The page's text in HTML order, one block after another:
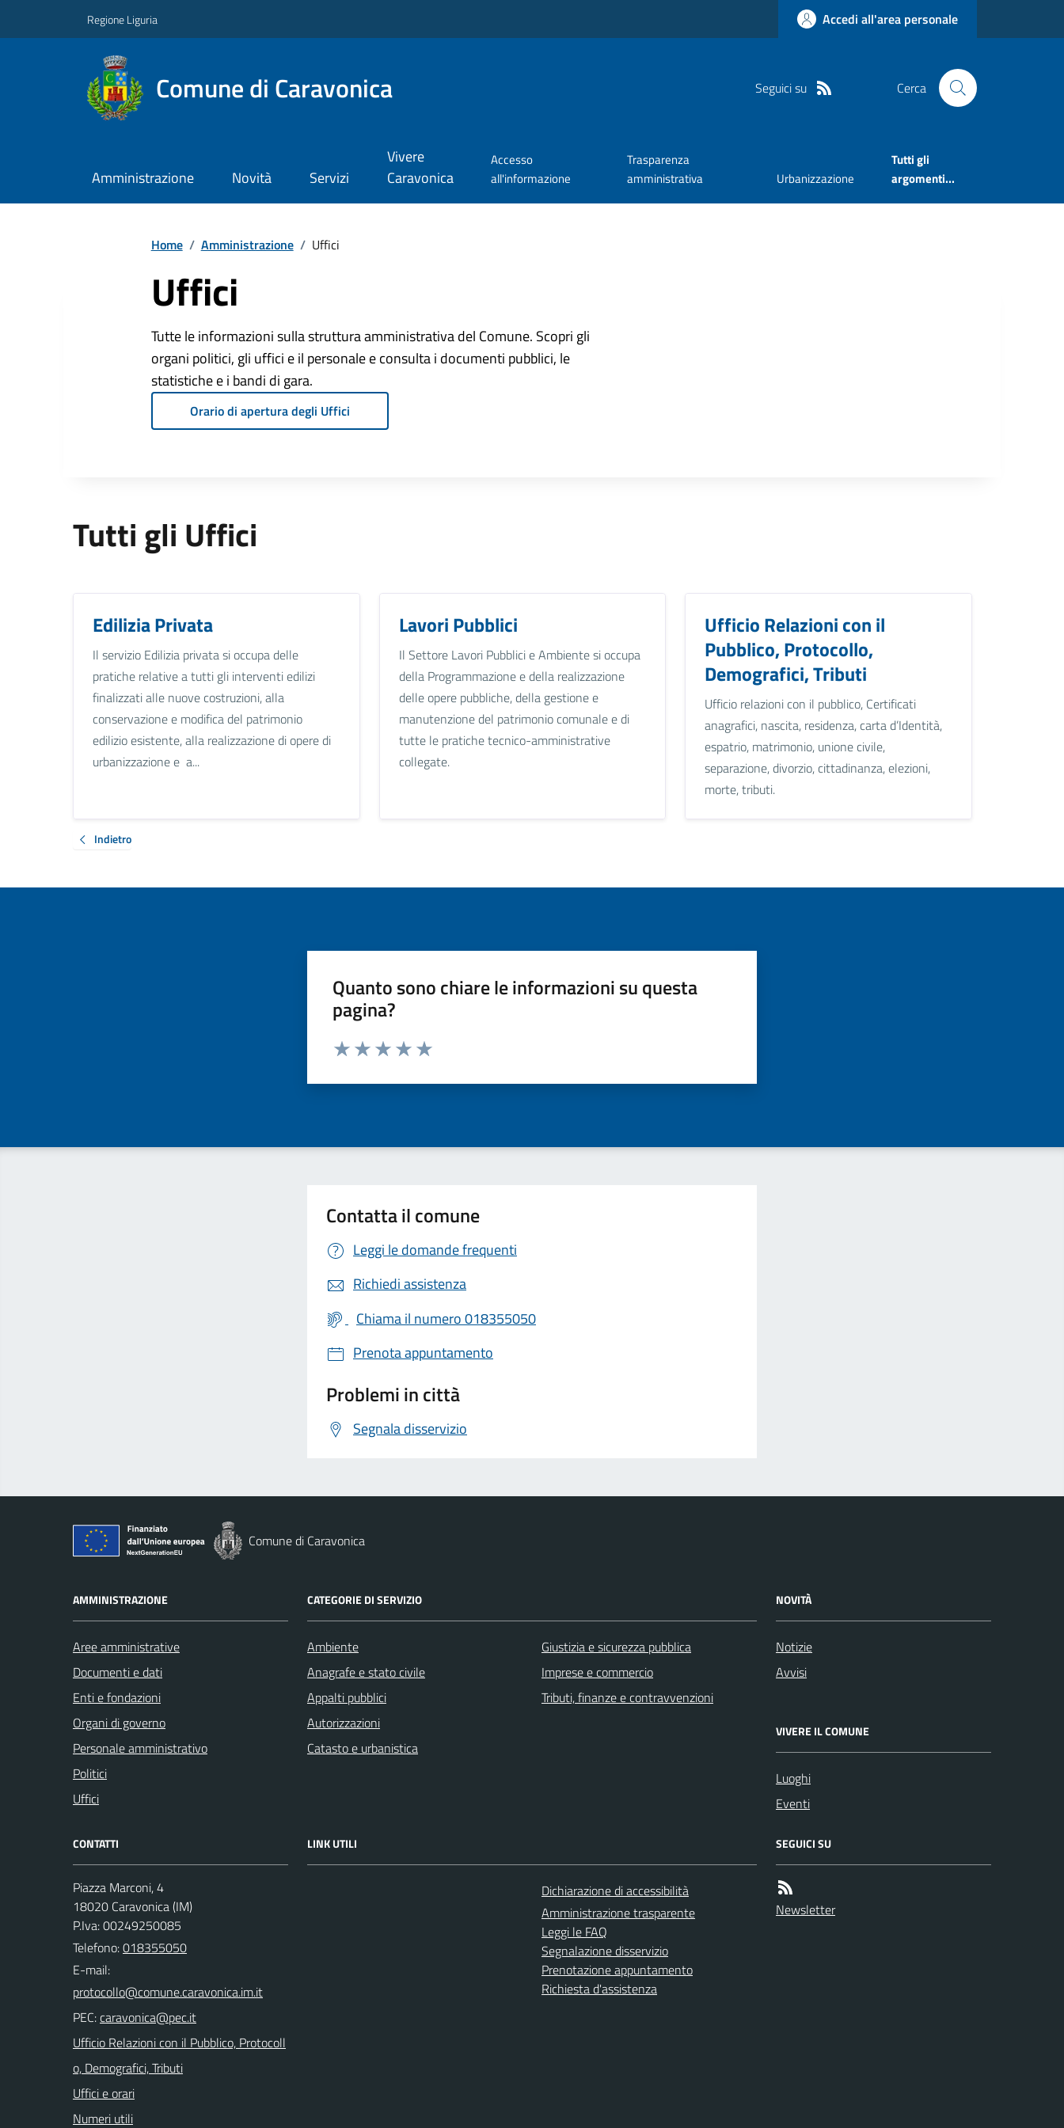
Regione Liguria Accedi all'area personale
Comune di Caravonica Seguici su Cerca
Amministrazione Novità Servizi
Vivere
Caravonica
Accesso
all'informazione
Trasparenza
amministrativa
Urbanizzazione
Tutti gli
argomenti...
Home / Amministrazione / Uffici
Uffici
Tutte le informazioni sulla struttura amministrativa del Comune. Scopri gli
organi politici, gli uffici e il personale e consulta i documenti pubblici, le
statistiche e i bandi di gara.
Orario di apertura degli Uffici
Tutti gli Uffici
Edilizia Privata
Il servizio Edilizia privata si occupa delle
pratiche relative a tutti gli interventi edilizi
finalizzati alle nuove costruzioni, alla
conservazione e modifica del patrimonio
edilizio esistente, alla realizzazione di opere di
urbanizzazione e a...
Lavori Pubblici
Il Settore Lavori Pubblici e Ambiente si occupa
della Programmazione e della realizzazione
delle opere pubbliche, della gestione e
manutenzione del patrimonio comunale e di
tutte le pratiche tecnico-amministrative
collegate.
Ufficio Relazioni con il
Pubblico, Protocollo,
Demografici, Tributi
Ufficio relazioni con il pubblico, Certificati
anagrafici, nascita, residenza, carta d’Identità,
espatrio, matrimonio, unione civile,
separazione, divorzio, cittadinanza, elezioni,
morte, tributi.
Indietro
Quanto sono chiare le informazioni su questa
pagina?
Valuta da 1 a 5 stelle la pagina
Contatta il comune
Leggi le domande frequenti
Richiedi assistenza
Chiama il numero 018355050
Prenota appuntamento
Problemi in città
Segnala disservizio
Comune di Caravonica
AMMINISTRAZIONE
Aree amministrative
Documenti e dati
Enti e fondazioni
Organi di governo
Personale amministrativo
Politici
Uffici
CATEGORIE DI SERVIZIO
Ambiente
Anagrafe e stato civile
Appalti pubblici
Autorizzazioni
Catasto e urbanistica
Giustizia e sicurezza pubblica
Imprese e commercio
Tributi, finanze e contravvenzioni
NOVITÀ
Notizie
Avvisi
VIVERE IL COMUNE
Luoghi
Eventi
CONTATTI
Piazza Marconi, 4
18020 Caravonica (IM)
P.Iva: 00249250085
Telefono:018355050
E-mail:
PEC:
Ufficio Relazioni con il Pubblico, Protocoll
o, Demografici, Tributi
Uffici e orari
Numeri utili
LINK UTILI
Dichiarazione di accessibilità
Amministrazione trasparente
Leggi le FAQ
Segnalazione disservizio
Prenotazione appuntamento
Richiesta d'assistenza
SEGUICI SU
Newsletter